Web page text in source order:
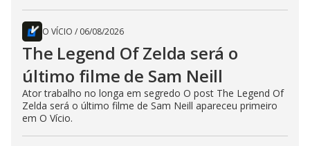
O VÍCIO / 06/08/2026
The Legend Of Zelda será o
último filme de Sam Neill
Ator trabalho no longa em segredo O post The Legend Of
Zelda será o último filme de Sam Neill apareceu primeiro
em O Vício.